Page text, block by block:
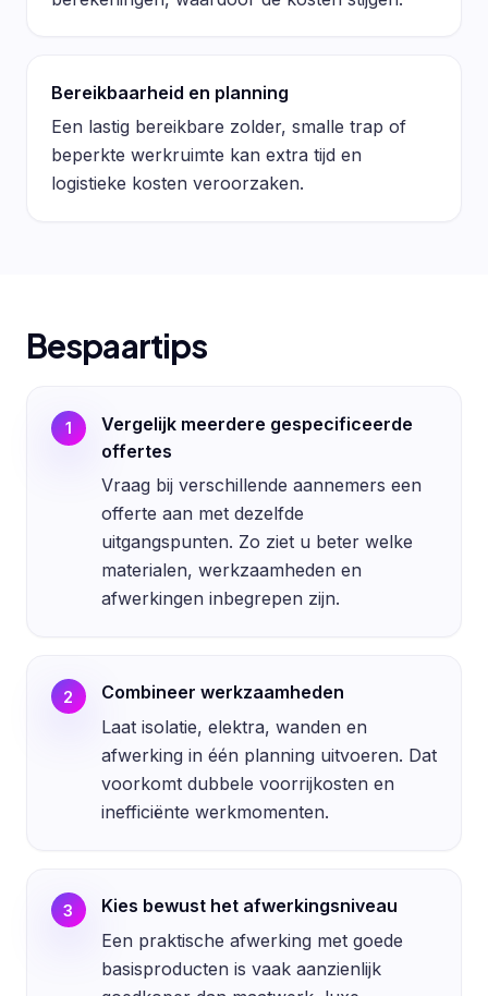
Bereikbaarheid en planning
Een lastig bereikbare zolder, smalle trap of
beperkte werkruimte kan extra tijd en
logistieke kosten veroorzaken.
Bespaartips
1
Vergelijk meerdere gespecificeerde
offertes
Vraag bij verschillende aannemers een
offerte aan met dezelfde
uitgangspunten. Zo ziet u beter welke
materialen, werkzaamheden en
afwerkingen inbegrepen zijn.
2
Combineer werkzaamheden
Laat isolatie, elektra, wanden en
afwerking in één planning uitvoeren. Dat
voorkomt dubbele voorrijkosten en
inefficiënte werkmomenten.
3
Kies bewust het afwerkingsniveau
Een praktische afwerking met goede
basisproducten is vaak aanzienlijk